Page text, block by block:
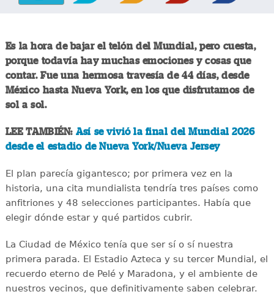
Es la hora de bajar el telón del Mundial, pero cuesta,
porque todavía hay muchas emociones y cosas que
contar. Fue una hermosa travesía de 44 días, desde
México hasta Nueva York, en los que disfrutamos de
sol a sol.
LEE TAMBIÉN: Así se vivió la final del Mundial 2026
desde el estadio de Nueva York/Nueva Jersey
El plan parecía gigantesco; por primera vez en la
historia, una cita mundialista tendría tres países como
anfitriones y 48 selecciones participantes. Había que
elegir dónde estar y qué partidos cubrir.
La Ciudad de México tenía que ser sí o sí nuestra
primera parada. El Estadio Azteca y su tercer Mundial, el
recuerdo eterno de Pelé y Maradona, y el ambiente de
nuestros vecinos, que definitivamente saben celebrar.